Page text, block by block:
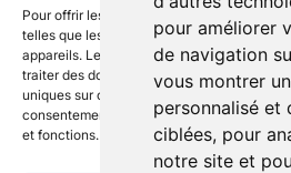
pour améliorer
de navigation
vous montrer
personnalisé et
ciblées, pour
notre site et
Pour offrir les meilleures expériences, nous
telles que les cookies pour stocker et/ou
appareils. Le fait de consentir à ces
traiter des données telles que le
uniques sur ce site. Le fait de ne pas
consentement peut avoir un effet négatif
et fonctions.